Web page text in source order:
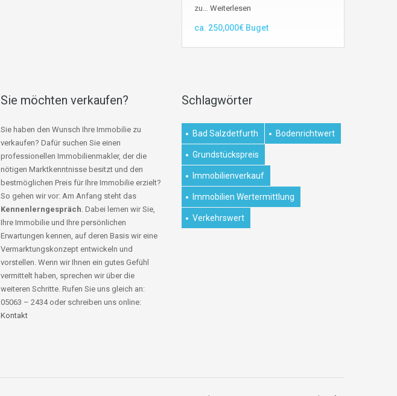
zu… Weiterlesen
ca. 250,000€ Buget
Sie möchten verkaufen?
Sie haben den Wunsch Ihre Immobilie zu
verkaufen? Dafür suchen Sie einen
professionellen Immobilienmakler, der die
nötigen Marktkenntnisse besitzt und den
bestmöglichen Preis für Ihre Immobilie erzielt?
So gehen wir vor: Am Anfang steht das
Kennenlerngespräch . Dabei lernen wir Sie,
Ihre Immobilie und Ihre persönlichen
Erwartungen kennen, auf deren Basis wir eine
Vermarktungskonzept entwickeln und
vorstellen. Wenn wir Ihnen ein gutes Gefühl
vermittelt haben, sprechen wir über die
weiteren Schritte. Rufen Sie uns gleich an:
05063 – 2434 oder schreiben uns online:
Kontakt
Schlagwörter
Bad Salzdetfurth Bodenrichtwert
Grundstückspreis
Immobilienverkauf
Immobilien Wertermittlung
Verkehrswert